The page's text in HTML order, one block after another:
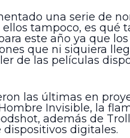
una serie de
tampoco, es
este año ya que
que ni siquiera
de las películas
las últimas en
Invisible, la
además de
digitales.